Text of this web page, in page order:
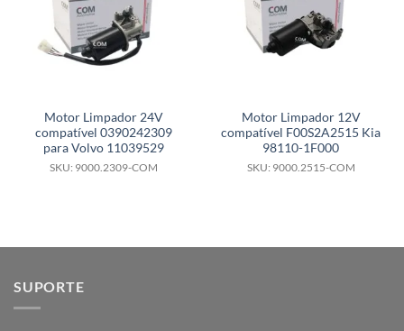
Motor Limpador 24V
compatível 0390242309
para Volvo 11039529
SKU: 9000.2309-COM
Motor Limpador 12V
compatível F00S2A2515 Kia
98110-1F000
SKU: 9000.2515-COM
SUPORTE